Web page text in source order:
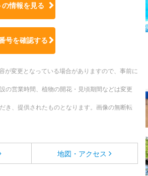
の情報を見る
号を確認する
変更となっている場合がありますので、事前に
の営業時間、植物の開花・見頃期間などは変更
き、提供されたものとなります。画像の無断転
地図・アクセス